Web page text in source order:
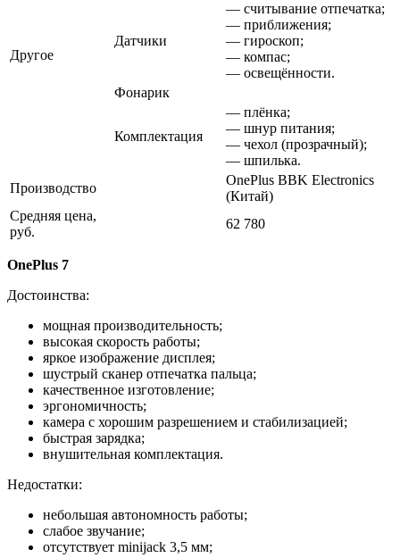
Другое
Датчики
— считывание отпечатка;
— приближения;
— гироскоп;
— компас;
— освещённости.
Фонарик
Комплектация
— плёнка;
— шнур питания;
— чехол (прозрачный);
— шпилька.
Производство
OnePlus BBK Electronics
(Китай)
Средняя цена,
руб.
62 780
OnePlus 7
Достоинства:
мощная производительность;
высокая скорость работы;
яркое изображение дисплея;
шустрый сканер отпечатка пальца;
качественное изготовление;
эргономичность;
камера с хорошим разрешением и стабилизацией;
быстрая зарядка;
внушительная комплектация.
Недостатки:
небольшая автономность работы;
слабое звучание;
отсутствует minijack 3,5 мм;